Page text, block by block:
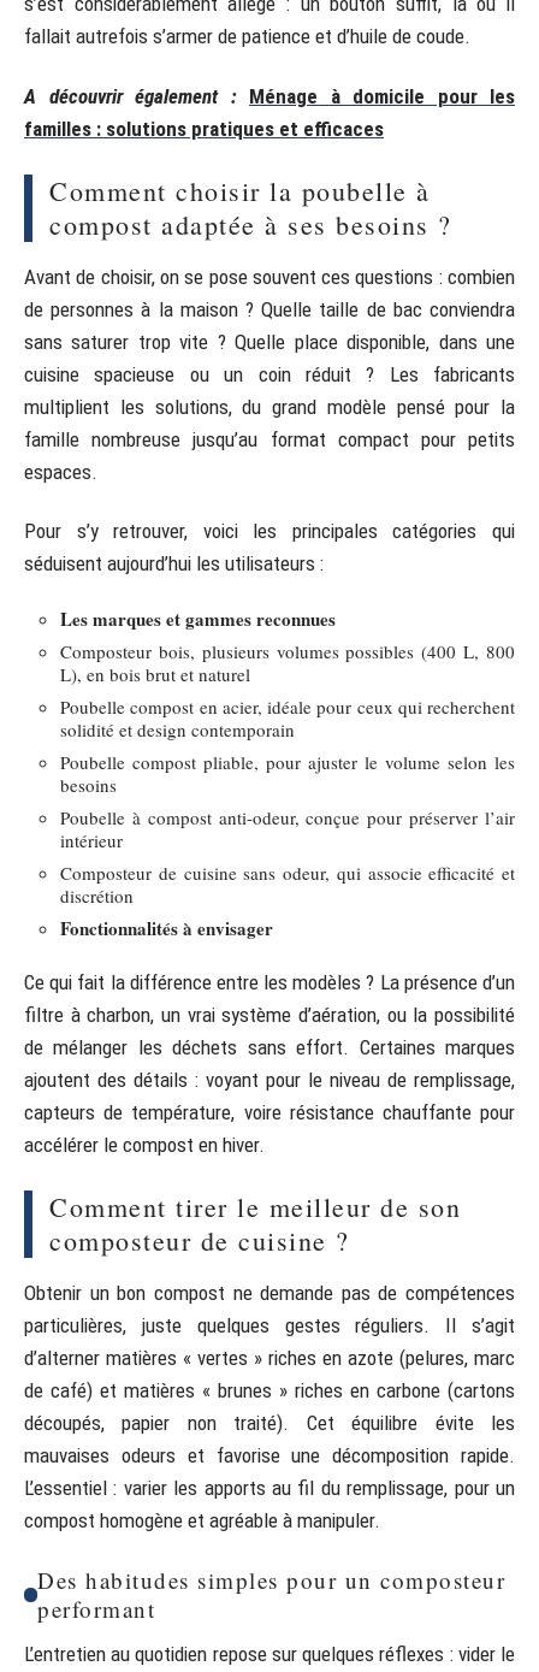
fallait autrefois s’armer de patience et d’huile de coude.
A découvrir également : Ménage à domicile pour les
familles : solutions pratiques et efficaces
Comment choisir la poubelle à
compost adaptée à ses besoins ?
Avant de choisir, on se pose souvent ces questions : combien
de personnes à la maison ? Quelle taille de bac conviendra
sans saturer trop vite ? Quelle place disponible, dans une
cuisine spacieuse ou un coin réduit ? Les fabricants
multiplient les solutions, du grand modèle pensé pour la
famille nombreuse jusqu’au format compact pour petits
espaces.
Pour s’y retrouver, voici les principales catégories qui
séduisent aujourd’hui les utilisateurs :
Les marques et gammes reconnues
Composteur bois, plusieurs volumes possibles (400 L, 800
L), en bois brut et naturel
Poubelle compost en acier, idéale pour ceux qui recherchent
solidité et design contemporain
Poubelle compost pliable, pour ajuster le volume selon les
besoins
Poubelle à compost anti-odeur, conçue pour préserver l’air
intérieur
Composteur de cuisine sans odeur, qui associe efficacité et
discrétion
Fonctionnalités à envisager
Ce qui fait la différence entre les modèles ? La présence d’un
filtre à charbon, un vrai système d’aération, ou la possibilité
de mélanger les déchets sans effort. Certaines marques
ajoutent des détails : voyant pour le niveau de remplissage,
capteurs de température, voire résistance chauffante pour
accélérer le compost en hiver.
Comment tirer le meilleur de son
composteur de cuisine ?
Obtenir un bon compost ne demande pas de compétences
particulières, juste quelques gestes réguliers. Il s’agit
d’alterner matières « vertes » riches en azote (pelures, marc
de café) et matières « brunes » riches en carbone (cartons
découpés, papier non traité). Cet équilibre évite les
mauvaises odeurs et favorise une décomposition rapide.
L’essentiel : varier les apports au fil du remplissage, pour un
compost homogène et agréable à manipuler.
Des habitudes simples pour un composteur
performant
L’entretien au quotidien repose sur quelques réflexes : vider le